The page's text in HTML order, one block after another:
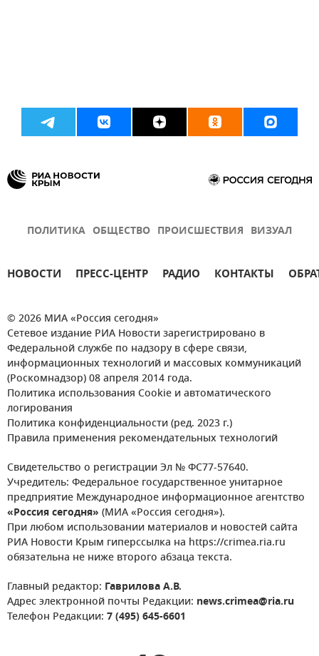
ПОЛИТИКА ОБЩЕСТВО ПРОИСШЕСТВИЯ ВИЗУАЛ
НОВОСТИ ПРЕСС-ЦЕНТР РАДИО КОНТАКТЫ
© 2026 МИА «Россия сегодня»
Сетевое издание РИА Новости зарегистрировано в
Федеральной службе по надзору в сфере связи,
информационных технологий и массовых коммуникаций
(Роскомнадзор) 08 апреля 2014 года.
Политика использования Cookie и автоматического
логирования
Политика конфиденциальности (ред. 2023 г.)
Правила применения рекомендательных технологий
Свидетельство о регистрации Эл № ФС77-57640.
Учредитель: Федеральное государственное унитарное
предприятие Международное информационное агентство
«Россия сегодня» (МИА «Россия сегодня»).
При любом использовании материалов и новостей сайта
РИА Новости Крым гиперссылка на https://crimea.ria.ru
обязательна не ниже второго абзаца текста.
Главный редактор: Гаврилова А.В.
Адрес электронной почты Редакции: news.crimea@ria.ru
Телефон Редакции: 7 (495) 645-6601